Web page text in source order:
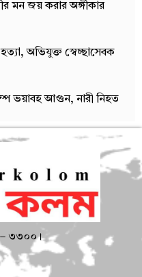
মন জয় করার অঙ্গীকার
হত্যা, অভিযুক্ত স্বেচ্ছাসেবক
ভয়াবহ আগুন, নারী নিহত
– ৩৩০০।